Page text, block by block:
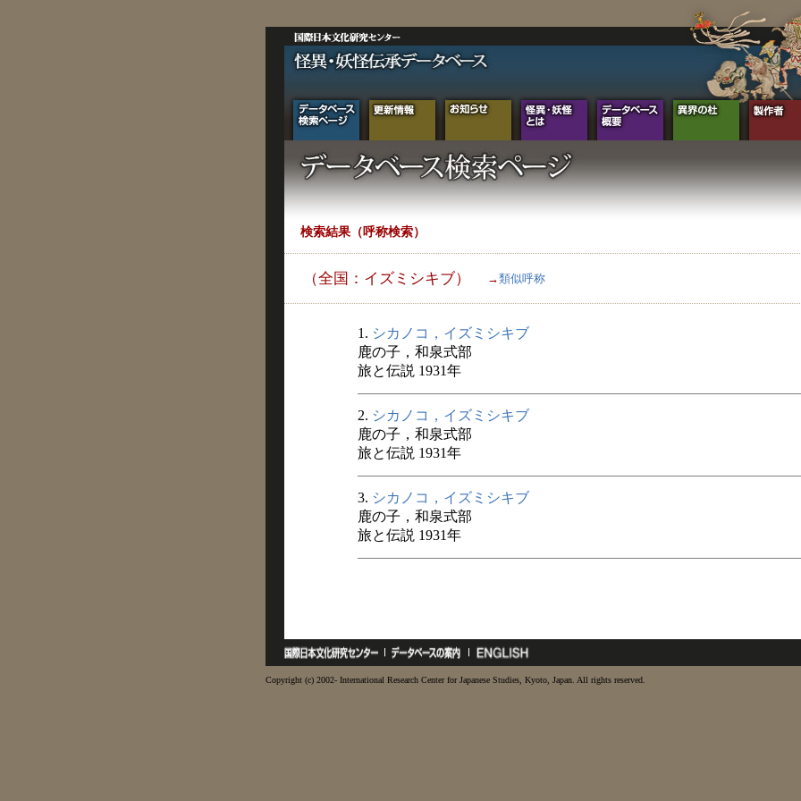
検索結果（呼称検索）
（全国：イズミシキブ） →類似呼称
1. シカノコ，イズミシキブ
鹿の子，和泉式部
旅と伝説 1931年
2. シカノコ，イズミシキブ
鹿の子，和泉式部
旅と伝説 1931年
3. シカノコ，イズミシキブ
鹿の子，和泉式部
旅と伝説 1931年
Copyright (c) 2002- International Research Center for Japanese Studies, Kyoto, Japan. All rights reserved.